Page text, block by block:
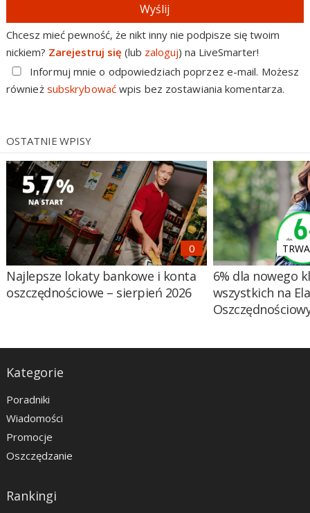
Wyślij
Chcesz mieć pewność, że nikt inny nie podpisze się twoim
nickiem? Zarejestruj się (lub zaloguj) na LiveSmarter!
Informuj mnie o odpowiedziach poprzez e-mail. Możesz
również subskrybowaćwpis bez zostawiania komentarza.
OSTATNIE WPISY
Najlepsze lokaty bankowe i konta
oszczędnościowe – sierpień 2026
6% dla nowego
wszystkich na
Kategorie
Poradniki
Wiadomości
Promocje
Oszczędzanie
Rankingi